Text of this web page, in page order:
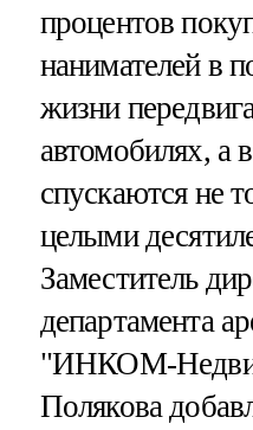
процентов
нанимателей в
жизни
автомобилях, а
спускаются не
целыми
Заместитель
департамента
"ИНКОМ-
Полякова